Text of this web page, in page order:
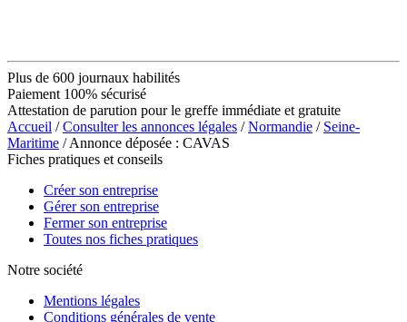
Plus de 600 journaux habilités
Paiement 100% sécurisé
Attestation de parution pour le greffe immédiate et gratuite
Accueil /Consulter les annonces légales /Normandie / Seine-
Maritime / Annonce déposée : CAVAS
Fiches pratiques et conseils
Créer son entreprise
Gérer son entreprise
Fermer son entreprise
Toutes nos fiches pratiques
Notre société
Mentions légales
Conditions générales de vente